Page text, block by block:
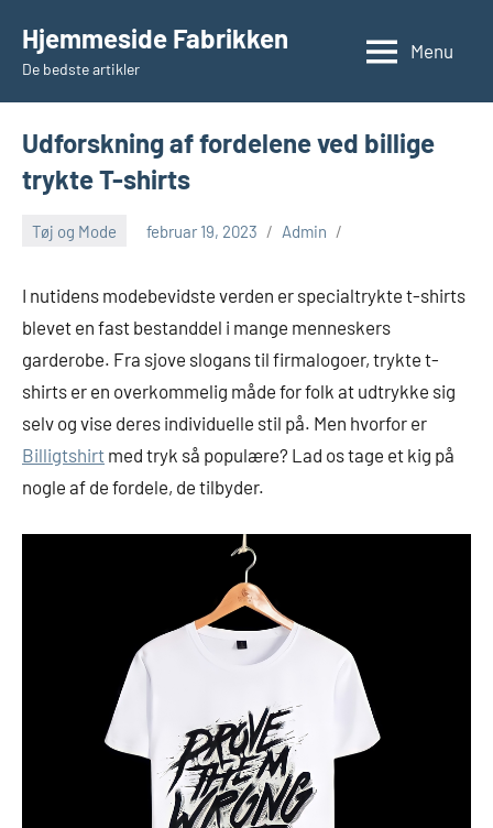
indhold
Hjemmeside Fabrikken
De bedste artikler
Menu
Udforskning af fordelene ved billige
trykte T-shirts
Tøj og Mode februar 19, 2023 Admin
I nutidens modebevidste verden er specialtrykte t-shirts
blevet en fast bestanddel i mange menneskers
garderobe. Fra sjove slogans til firmalogoer, trykte t-
shirts er en overkommelig måde for folk at udtrykke sig
selv og vise deres individuelle stil på. Men hvorfor er
Billigtshirt med tryk så populære? Lad os tage et kig på
nogle af de fordele, de tilbyder.